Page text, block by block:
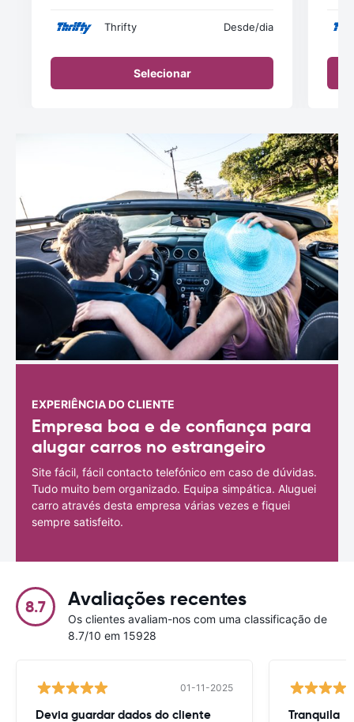
Thrifty Desde/dia
Selecionar
EXPERIÊNCIA DO CLIENTE
Empresa boa e de confiança para
alugar carros no estrangeiro
Site fácil, fácil contacto telefónico em caso de dúvidas.
Tudo muito bem organizado. Equipa simpática. Aluguei
carro através desta empresa várias vezes e fiquei
sempre satisfeito.
8.7 Avaliações recentes
Os clientes avaliam-nos com uma classificação de
8.7/10 em 15928
01-11-2025
Devia guardar dados do cliente Tranquila